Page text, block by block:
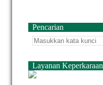
Pencarian
Layanan Keperkaraan